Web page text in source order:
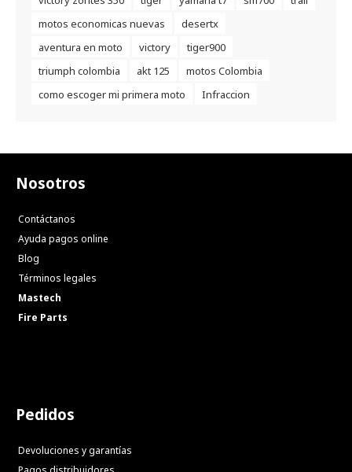
motos economicas nuevas
desertx
aventura en moto
victory
tiger900
triumph colombia
akt 125
motos Colombia
como escoger mi primera moto
Infraccion
Nosotros
Contáctanos
Ayuda pagos online
Blog
Términos legales
Mastech
Fire Parts
Pedidos
Devoluciones y garantías